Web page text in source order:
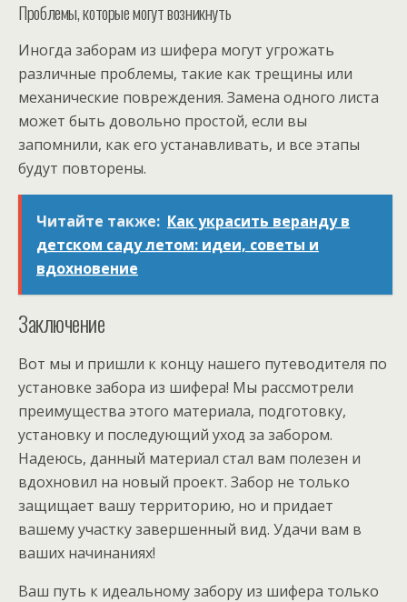
Проблемы, которые могут возникнуть
Иногда заборам из шифера могут угрожать
различные проблемы, такие как трещины или
механические повреждения. Замена одного листа
может быть довольно простой, если вы
запомнили, как его устанавливать, и все этапы
будут повторены.
Читайте также: Как украсить веранду в
детском саду летом: идеи, советы и
вдохновение
Заключение
Вот мы и пришли к концу нашего путеводителя по
установке забора из шифера! Мы рассмотрели
преимущества этого материала, подготовку,
установку и последующий уход за забором.
Надеюсь, данный материал стал вам полезен и
вдохновил на новый проект. Забор не только
защищает вашу территорию, но и придает
вашему участку завершенный вид. Удачи вам в
ваших начинаниях!
Ваш путь к идеальному забору из шифера только